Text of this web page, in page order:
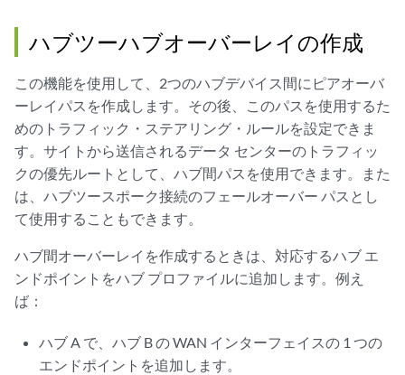
ハブツーハブオーバーレイの作成
この機能を使用して、2つのハブデバイス間にピアオーバ
ーレイパスを作成します。その後、このパスを使用するた
めのトラフィック・ステアリング・ルールを設定できま
す。サイトから送信されるデータ センターのトラフィッ
クの優先ルートとして、ハブ間パスを使用できます。また
は、ハブツースポーク接続のフェールオーバー パスとし
て使用することもできます。
ハブ間オーバーレイを作成するときは、対応するハブ エ
ンドポイントをハブ プロファイルに追加します。例え
ば：
ハブ A で、ハブ B の WAN インターフェイスの 1 つの
エンドポイントを追加します。